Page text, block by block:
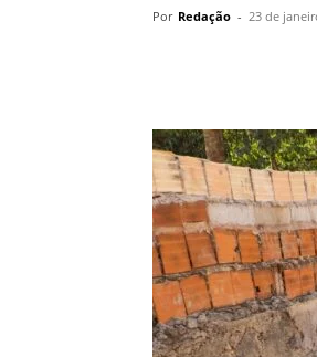
Por Redação - 23 de